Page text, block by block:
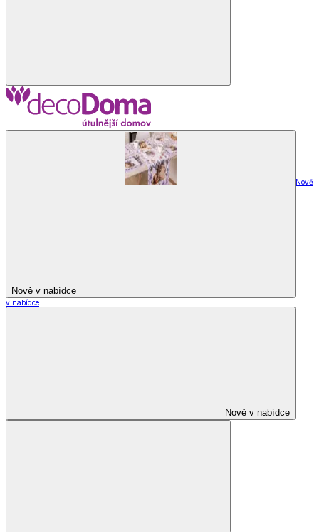
Nově v nabídce
Nově
v nabídce
Nově v nabídce